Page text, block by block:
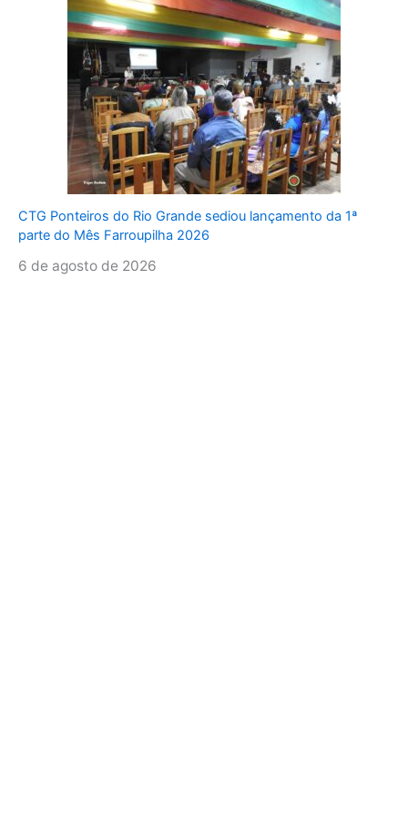
CTG Ponteiros do Rio Grande sediou lançamento da 1ª
parte do Mês Farroupilha 2026
6 de agosto de 2026